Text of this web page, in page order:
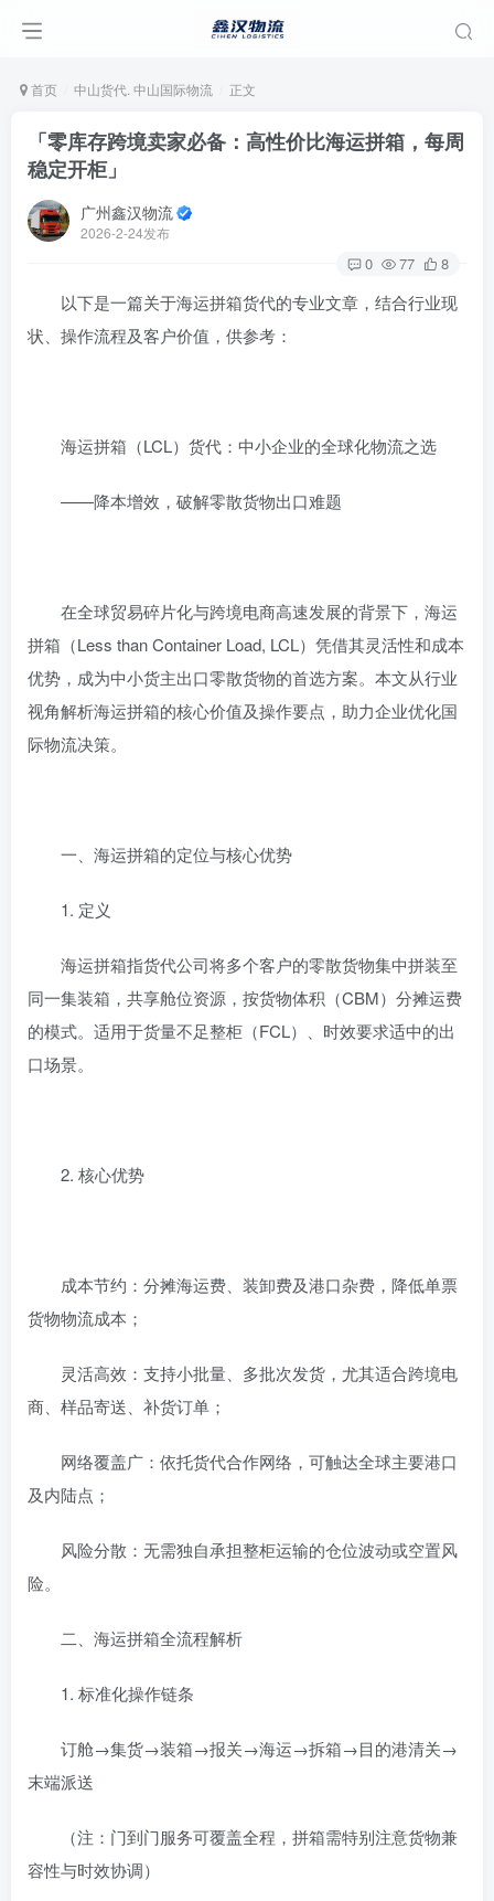
首页 中山货代. 中山国际物流 正文
「零库存跨境卖家必备：高性价比海运拼箱，每周
稳定开柜」
广州鑫汉物流
2026-2-24发布
0 77 8
以下是一篇关于海运拼箱货代的专业文章，结合行业现
状、操作流程及客户价值，供参考：
‌海运拼箱（LCL）货代：中小企业的全球化物流之选‌
‌——降本增效，破解零散货物出口难题‌
在全球贸易碎片化与跨境电商高速发展的背景下，海运
拼箱（Less than Container Load, ‌LCL‌）凭借其灵活性和成本
优势，成为中小货主出口零散货物的首选方案。本文从行业
视角解析海运拼箱的核心价值及操作要点，助力企业优化国
际物流决策。
‌一、海运拼箱的定位与核心优势‌
‌1. 定义‌
海运拼箱指货代公司将多个客户的零散货物集中拼装至
同一集装箱，共享舱位资源，按货物体积（CBM）分摊运费
的模式。适用于货量不足整柜（FCL）、时效要求适中的出
口场景。
‌2. 核心优势‌
‌成本节约‌：分摊海运费、装卸费及港口杂费，降低单票
货物物流成本；
‌灵活高效‌：支持小批量、多批次发货，尤其适合跨境电
商、样品寄送、补货订单；
‌网络覆盖广‌：依托货代合作网络，可触达全球主要港口
及内陆点；
‌风险分散‌：无需独自承担整柜运输的仓位波动或空置风
险。
‌二、海运拼箱全流程解析‌
‌1. 标准化操作链条‌
‌订舱→集货→装箱→报关→海运→拆箱→目的港清关→
末端派送‌
（注：门到门服务可覆盖全程，拼箱需特别注意货物兼
容性与时效协调）